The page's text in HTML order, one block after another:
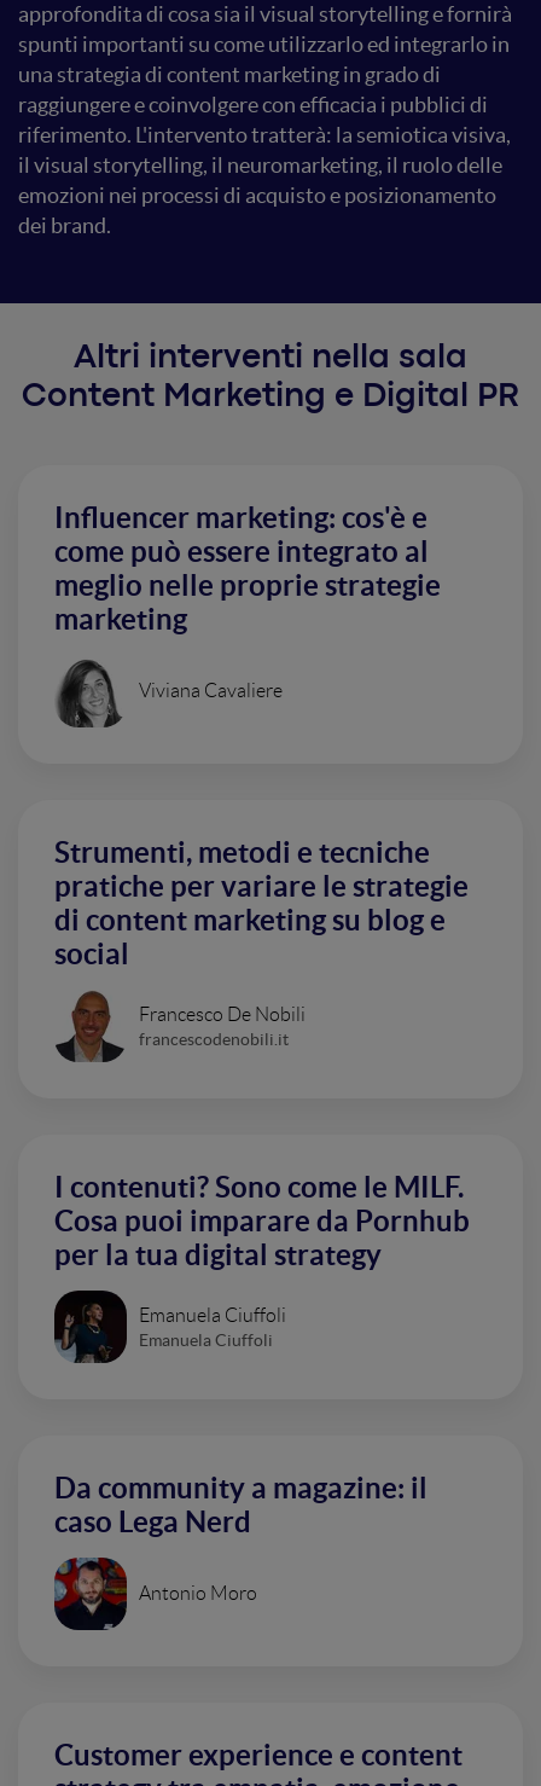
approfondita di cosa sia il visual storytelling e fornirà
spunti importanti su come utilizzarlo ed integrarlo in
una strategia di content marketing in grado di
raggiungere e coinvolgere con efficacia i pubblici di
riferimento. L'intervento tratterà: la semiotica visiva,
il visual storytelling, il neuromarketing, il ruolo delle
emozioni nei processi di acquisto e posizionamento
dei brand.
Altri interventi nella sala
Content Marketing e Digital PR
Influencer marketing: cos'è e
come può essere integrato al
meglio nelle proprie strategie
marketing
Viviana Cavaliere
Strumenti, metodi e tecniche
pratiche per variare le strategie
di content marketing su blog e
social
Francesco De Nobili
francescodenobili.it
I contenuti? Sono come le MILF.
Cosa puoi imparare da Pornhub
per la tua digital strategy
Emanuela Ciuffoli
Emanuela Ciuffoli
Da community a magazine: il
caso Lega Nerd
Antonio Moro
Customer experience e content